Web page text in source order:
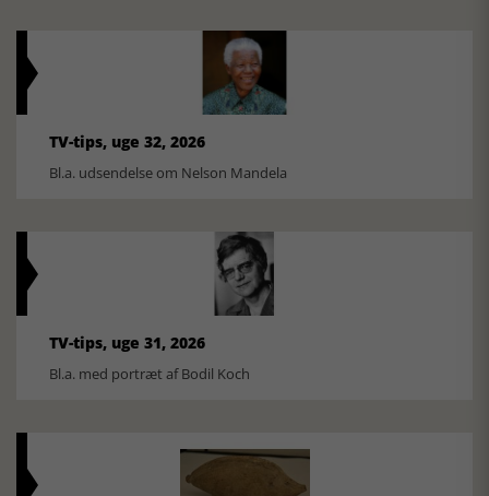
TV-tips, uge 32, 2026
Bl.a. udsendelse om Nelson Mandela
TV-tips, uge 31, 2026
Bl.a. med portræt af Bodil Koch